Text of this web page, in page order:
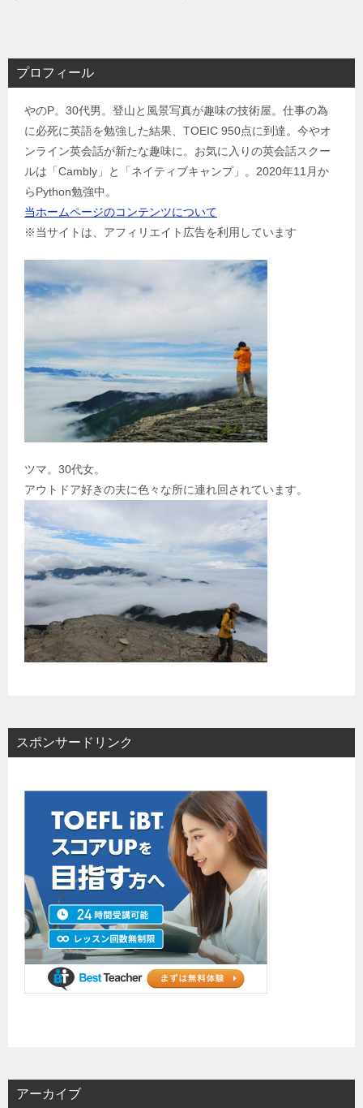
ビ
ゲ
プロフィール
やのP。30代男。登山と風景写真が趣味の技術屋。仕事の為
に必死に英語を勉強した結果、TOEIC 950点に到達。今やオ
ンライン英会話が新たな趣味に。お気に入りの英会話スクー
ルは「Cambly」と「ネイティブキャンプ」。2020年11月か
らPython勉強中。
当ホームページのコンテンツについて
※当サイトは、アフィリエイト広告を利用しています
ツマ。30代女。
アウトドア好きの夫に色々な所に連れ回されています。
スポンサードリンク
アーカイブ